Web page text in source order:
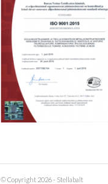
© Copyright 2026 - Stellabalt